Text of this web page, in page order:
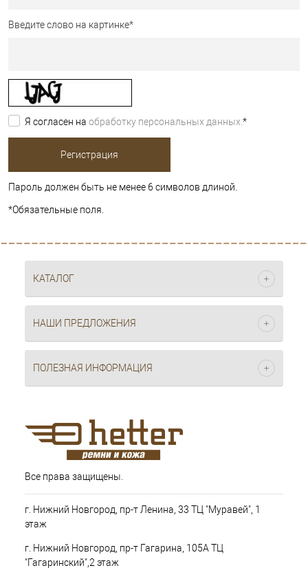
Введите слово на картинке*
Я согласен на обработку персональных данных. *
Пароль должен быть не менее 6 символов длиной.
*Обязательные поля.
КАТАЛОГ
НАШИ ПРЕДЛОЖЕНИЯ
ПОЛЕЗНАЯ ИНФОРМАЦИЯ
Все права защищены.
г. Нижний Новгород, пр-т Ленина, 33 ТЦ "Муравей", 1
этаж
г. Нижний Новгород, пр-т Гагарина, 105А ТЦ
"Гагаринский",2 этаж